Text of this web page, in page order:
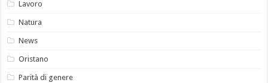
Lavoro
Natura
News
Oristano
Parità di genere